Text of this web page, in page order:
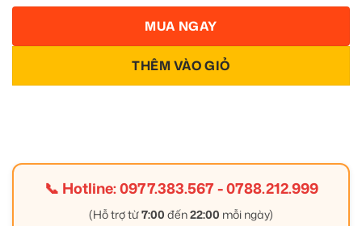
THÊM VÀO GIỎ
MUA NGAY
📞 Hotline:0977.383.567-0788.212.999
(Hỗ trợ từ7:00 đến22:00 mỗi ngày)